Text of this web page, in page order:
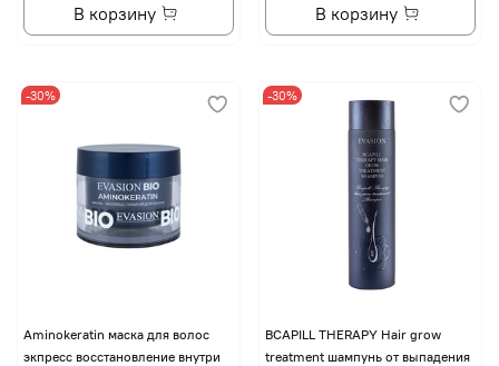
В корзину В корзину
-30%
Aminokeratin маска для волос
экпресс восстановление внутри
-30%
BCAPILL THERAPY Hair grow
treatment шампунь от выпадения